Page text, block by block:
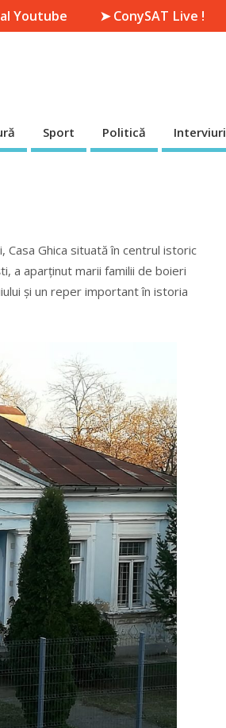
Youtube ➤ ConySAT Live !
Sport Politică Interviuri
Ghica situată în centrul istoric
a aparținut marii familii de boieri
și un reper important în istoria